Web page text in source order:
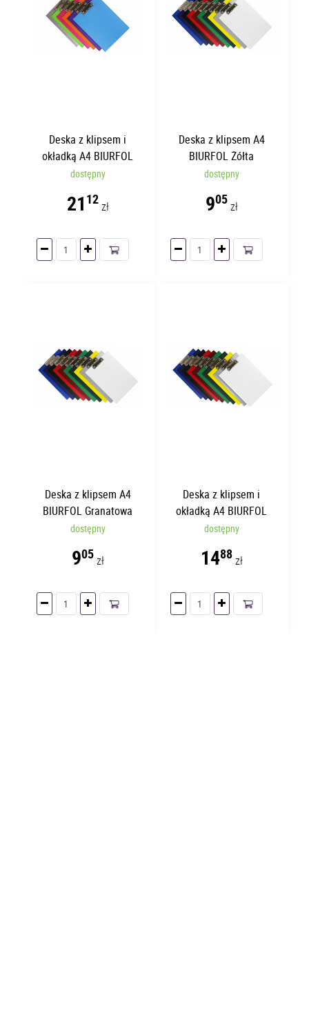
Deska z klipsem i
okładką A4 BIURFOL
Porańczowy
dostępny
21 12zł
Deska z klipsem A4
BIURFOL Żółta
dostępny
905zł
Deska z klipsem A4
BIURFOL Granatowa
dostępny
905zł
Deska z klipsem i
okładką A4 BIURFOL
Bordowa
dostępny
1488zł